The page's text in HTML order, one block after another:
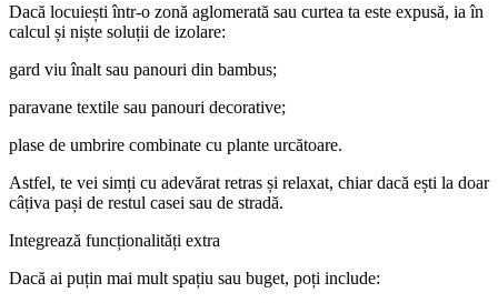
Dacă locuiești într-o zonă aglomerată sau curtea ta este expusă, ia în
calcul și niște soluții de izolare:
gard viu înalt sau panouri din bambus;
paravane textile sau panouri decorative;
plase de umbrire combinate cu plante urcătoare.
Astfel, te vei simți cu adevărat retras și relaxat, chiar dacă ești la doar
câțiva pași de restul casei sau de stradă.
Integrează funcționalități extra
Dacă ai puțin mai mult spațiu sau buget, poți include: